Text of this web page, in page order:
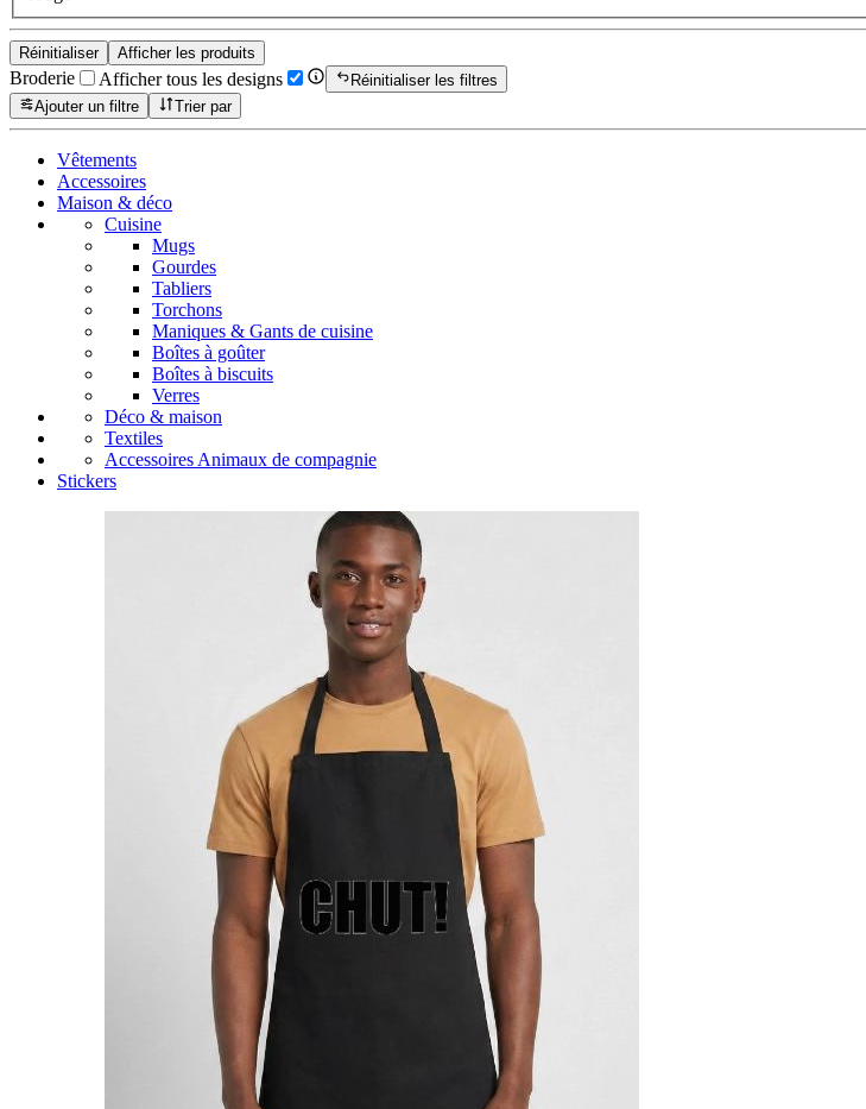
Réinitialiser Afficher les produits
Broderie Afficher tous les designs
Réinitialiser les filtres
Ajouter un filtre
Trier par
Vêtements
Accessoires
Maison & déco
Cuisine
Mugs
Gourdes
Tabliers
Torchons
Maniques & Gants de cuisine
Boîtes à goûter
Boîtes à biscuits
Verres
Déco & maison
Textiles
Accessoires Animaux de compagnie
Stickers